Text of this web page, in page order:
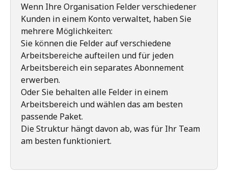
Wenn Ihre Organisation Felder verschiedener
Kunden in einem Konto verwaltet, haben Sie
mehrere Möglichkeiten:
Sie können die Felder auf verschiedene
Arbeitsbereiche aufteilen und für jeden
Arbeitsbereich ein separates Abonnement
erwerben.
Oder Sie behalten alle Felder in einem
Arbeitsbereich und wählen das am besten
passende Paket.
Die Struktur hängt davon ab, was für Ihr Team
am besten funktioniert.